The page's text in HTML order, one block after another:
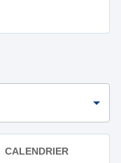
CALENDRIER